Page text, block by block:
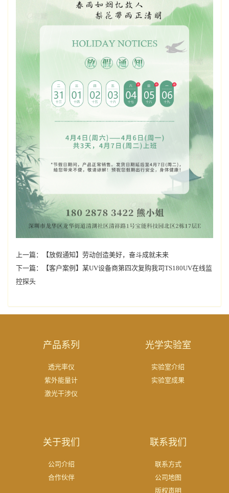
上一篇：
【放假通知】劳动创造美好，奋斗成就未来
下一篇：
【客户案例】某UV设备商第四次复购我司TS180UV在线监
控探头
产品系列
透光率仪
紫外能量计
激光干涉仪
光学实验室
实验室介绍
实验室成果
关于我们
公司介绍
合作伙伴
联系我们
联系方式
公司地图
版权声明